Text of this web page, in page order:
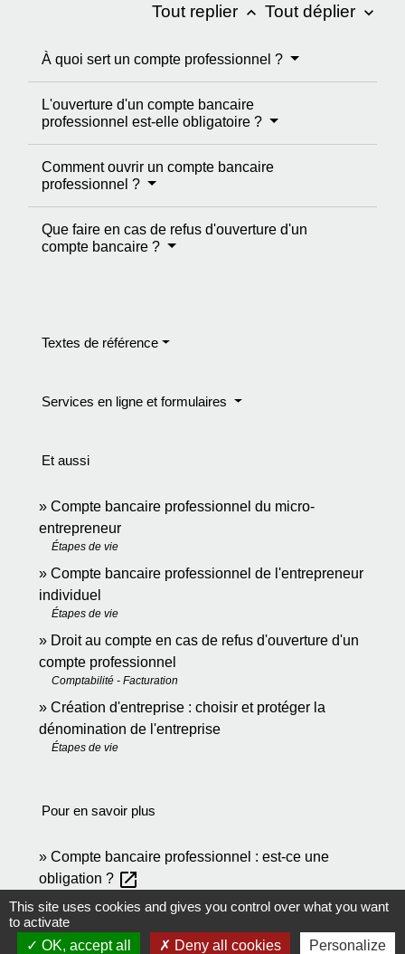
Tout replier keyboard_arrow_up Tout déplier keyboard_arrow_down
À quoi sert un compte professionnel ?
L'ouverture d'un compte bancaire
professionnel est-elle obligatoire ?
Comment ouvrir un compte bancaire
professionnel ?
Que faire en cas de refus d'ouverture d'un
compte bancaire ?
Textes de référence
Services en ligne et formulaires
Et aussi
Compte bancaire professionnel du micro-
entrepreneur
Étapes de vie
Compte bancaire professionnel de l'entrepreneur
individuel
Étapes de vie
Droit au compte en cas de refus d'ouverture d'un
compte professionnel
Comptabilité - Facturation
Création d'entreprise : choisir et protéger la
dénomination de l'entreprise
Étapes de vie
Pour en savoir plus
Compte bancaire professionnel : est-ce une
obligation ? open_in_new
This site uses cookies and gives you control over what you want
to activate
OK, accept all
Deny all cookies Personalize